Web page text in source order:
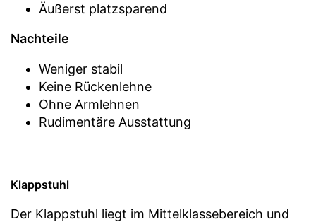
Äußerst platzsparend
Nachteile
Weniger stabil
Keine Rückenlehne
Ohne Armlehnen
Rudimentäre Ausstattung
Klappstuhl
Der Klappstuhl liegt im Mittelklassebereich und